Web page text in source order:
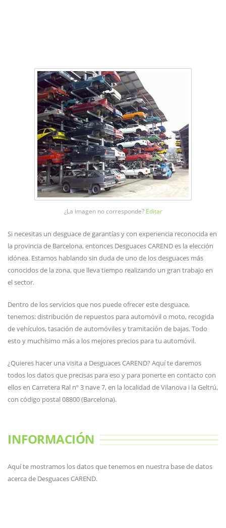
¿La imagen no corresponde? Editar
Si necesitas un desguace de garantías y con experiencia reconocida en
la provincia de Barcelona, entonces Desguaces CAREND es la elección
idónea. Estamos hablando sin duda de uno de los desguaces más
conocidos de la zona, que lleva tiempo realizando un gran trabajo en
el sector.
Dentro de los servicios que nos puede ofrecer este desguace,
tenemos: distribución de repuestos para automóvil o moto, recogida
de vehículos, tasación de automóviles y tramitación de bajas. Todo
esto y muchísimo más a los mejores precios para tu automóvil.
¿Quieres hacer una visita a Desguaces CAREND? Aquí te daremos
todos los datos que precisas para eso y para ponerte en contacto con
ellos en Carretera Ral nº 3 nave 7, en la localidad de Vilanova i la Geltrú,
con código postal 08800 (Barcelona).
INFORMACIÓN
Aquí te mostramos los datos que tenemos en nuestra base de datos
acerca de Desguaces CAREND.